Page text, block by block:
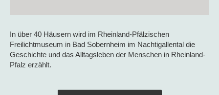
In über 40 Häusern wird im Rheinland-Pfälzischen
Freilichtmuseum in Bad Sobernheim im Nachtigallental die
Geschichte und das Alltagsleben der Menschen in Rheinland-
Pfalz erzählt.